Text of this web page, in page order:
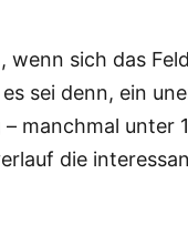
wenn sich das
sei denn, ein
manchmal unter
die